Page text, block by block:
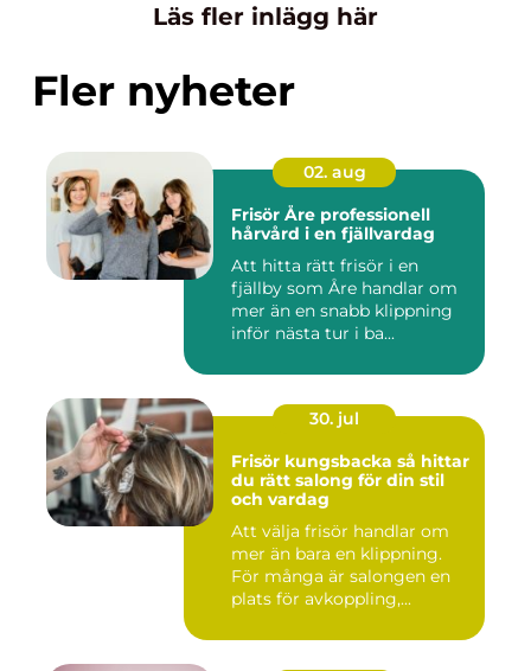
Läs fler inlägg här
Fler nyheter
02. aug
Frisör Åre professionell
hårvård i en fjällvardag
Att hitta rätt frisör i en
fjällby som Åre handlar om
mer än en snabb klippning
inför nästa tur i ba...
30. jul
Frisör kungsbacka så hittar
du rätt salong för din stil
och vardag
Att välja frisör handlar om
mer än bara en klippning.
För många är salongen en
plats för avkoppling,...